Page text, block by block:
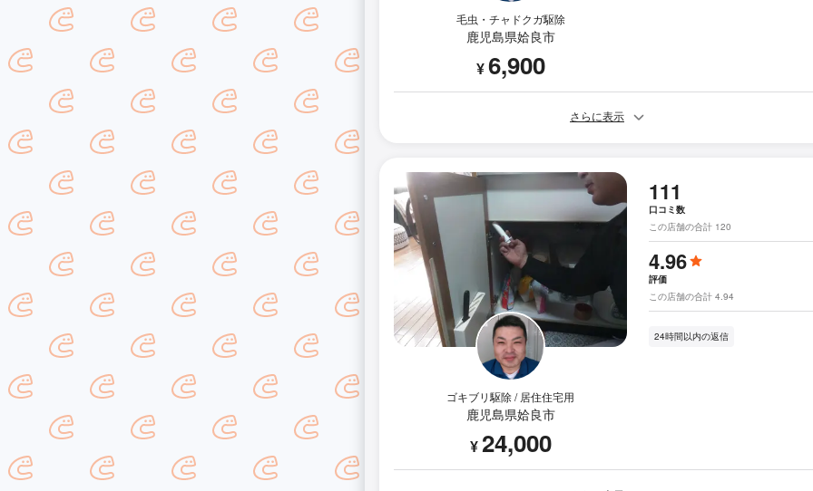
毛虫・チャドクガ駆除
鹿児島県姶良市
¥6,900
さらに表示
ゴキブリ駆除 / 居住住宅用
鹿児島県姶良市
¥24,000
111
口コミ数
この店舗の合計 120
4.96
評価
この店舗の合計 4.94
24時間以内の返信